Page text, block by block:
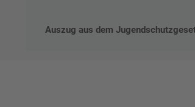
Auszug aus dem